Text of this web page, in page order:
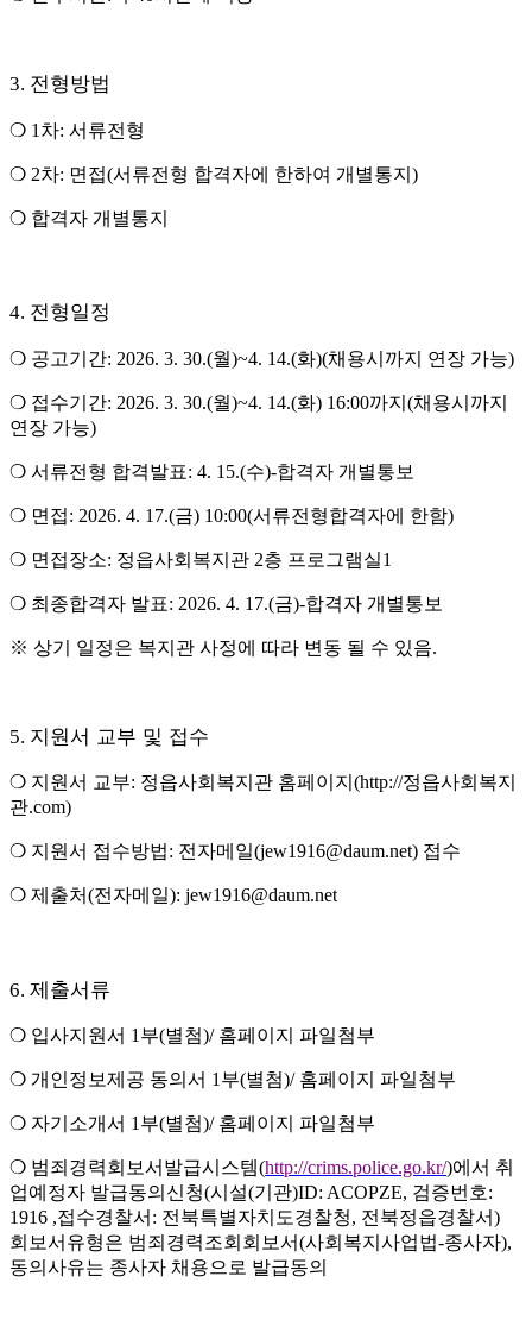
3. 전형방법
❍ 1 차: 서류전형
❍ 2차: 면접(서류전형 합격자에 한하여 개별통지 )
❍ 합격자 개별통지
4. 전형일정
❍ 공고기간: 2026. 3. 30.(월)~4. 14.(화)(채용시까지 연장 가능)
❍ 접수기간: 2026. 3. 30.(월)~4. 14.(화) 16:00까지 (채용시까지
연장 가능)
❍ 서류전형 합격발표: 4. 15.(수)-합격자 개별통보
❍ 면접: 2026. 4. 17.(금) 10:00(서류전형합격자에 한함)
❍ 면접장소: 정읍사회복지관 2층 프로그램실1
❍ 최종합격자 발표: 2026. 4. 17.(금)-합격자 개별통보
※ 상기 일정은 복지관 사정에 따라 변동 될 수 있음.
5. 지원서 교부 및 접수
❍ 지원서 교부: 정읍사회복지관 홈페이지 (http://정읍사회복지
관.com)
❍ 지원서 접수방법: 전자메일(jew1916@daum.net) 접수
❍ 제출처(전자메일): jew1916@daum.net
6. 제출서류
❍ 입사지원서 1 부(별첨)/ 홈페이지 파일첨부
❍ 개인정보제공 동의서 1 부(별첨)/ 홈페이지 파일첨부
❍ 자기소개서 1 부(별첨)/ 홈페이지 파일첨부
❍ 범죄경력회보서발급시스템(http://crims.police.go.kr/)에서 취
업예정자 발급동의신청(시설(기관)ID: ACOPZE, 검증번호:
1916 ,접수경찰서 : 전북특별자치도경찰청, 전북정읍경찰서)
회보서유형은 범죄경력조회회보서(사회복지사업법-종사자),
동의사유는 종사자 채용으로 발급동의